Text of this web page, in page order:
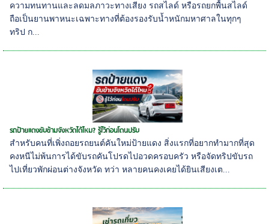
ความทนทานและลดมลภาวะทางเสียง รถสไลด์ หรือรถยกพื้นสไลด์
ถือเป็นยานพาหนะเฉพาะทางที่ต้องรองรับน้ำหนักมหาศาลในทุกๆ
ทริป ก...
รถป้ายแดงขับข้ามจังหวัดได้ไหม? รู้ไว้ก่อนโดนปรับ
สำหรับคนที่เพิ่งถอยรถยนต์คันใหม่ป้ายแดง สิ่งแรกที่อยากทำมากที่สุด
คงหนีไม่พ้นการได้ขับรถคันโปรดไปอวดครอบครัว หรือจัดทริปขับรถ
ไปเที่ยวพักผ่อนต่างจังหวัด ทว่า หลายคนคงเคยได้ยินเสียงเต...